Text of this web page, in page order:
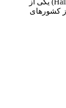
هالووین!؟ عصر قدیسان یا همان (Hallows' Evening) یکی از
کشورهای